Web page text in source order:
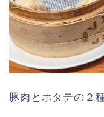
豚肉とホタテの２